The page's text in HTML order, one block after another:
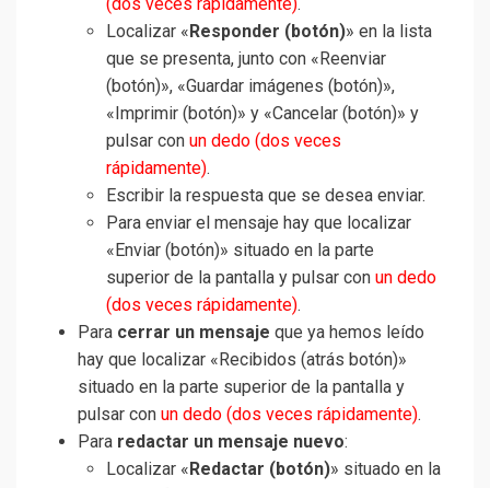
Localizar « Responder (botón)» en la lista
que se presenta, junto con «Reenviar
(botón)», «Guardar imágenes (botón)»,
«Imprimir (botón)» y «Cancelar (botón)» y
pulsar con un dedo (dos veces
rápidamente).
Escribir la respuesta que se desea enviar.
Para enviar el mensaje hay que localizar
«Enviar (botón)» situado en la parte
superior de la pantalla y pulsar con un dedo
(dos veces rápidamente).
Para cerrar un mensaje que ya hemos leído
hay que localizar «Recibidos (atrás botón)»
situado en la parte superior de la pantalla y
pulsar con un dedo (dos veces rápidamente).
Para redactar un mensaje nuevo:
Localizar « Redactar (botón)» situado en la